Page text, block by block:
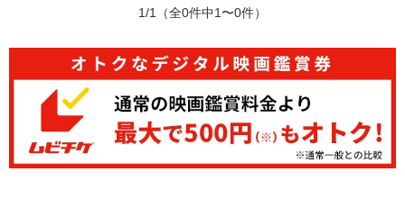
1/1 （全0件中1〜0件）